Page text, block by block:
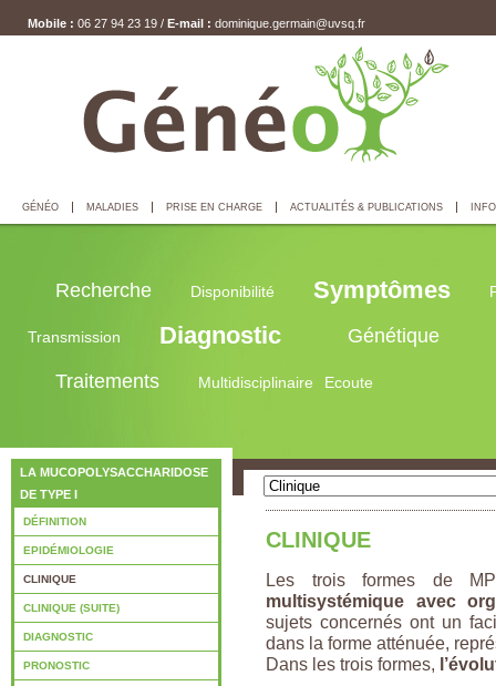
Mobile : 06 27 94 23 19 / E-mail : dominique.germain@uvsq.fr
GÉNÉO MALADIES PRISE EN CHARGE ACTUALITÉS & PUBLICATIONS
Recherche Disponibilité Symptômes
Transmission Diagnostic Génétique
Traitements Multidisciplinaire Ecoute
LA MUCOPOLYSACCHARIDOSE
DE TYPE I
DÉFINITION
EPIDÉMIOLOGIE
CLINIQUE
CLINIQUE (SUITE)
DIAGNOSTIC
PRONOSTIC
CLINIQUE
Les trois formes de
multisystémique avec
sujets concernés ont un
dans la forme atténuée,
Dans les trois formes,